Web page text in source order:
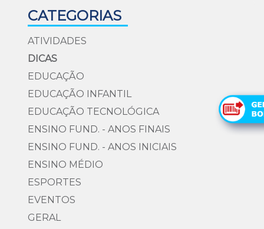
CATEGORIAS
ATIVIDADES
DICAS
EDUCAÇÃO
EDUCAÇÃO INFANTIL
EDUCAÇÃO TECNOLÓGICA
ENSINO FUND. - ANOS FINAIS
ENSINO FUND. - ANOS INICIAIS
ENSINO MÉDIO
ESPORTES
EVENTOS
GERAL